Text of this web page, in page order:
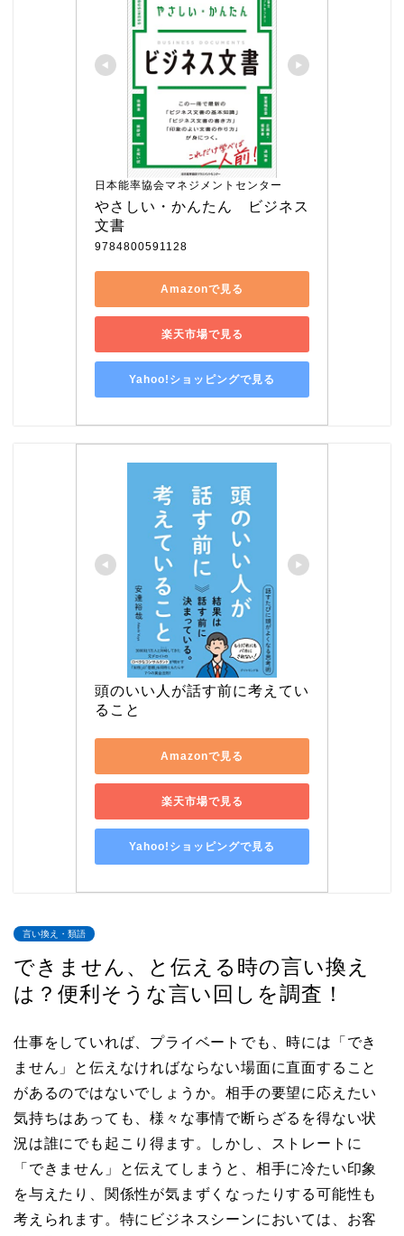
日本能率協会マネジメントセンター
やさしい・かんたん　ビジネス
文書
9784800591128
Amazonで見る
楽天市場で見る
Yahoo!ショッピングで見る
頭のいい人が話す前に考えてい
ること
Amazonで見る
楽天市場で見る
Yahoo!ショッピングで見る
言い換え・類語
できません、と伝える時の言い換え
は？便利そうな言い回しを調査！
仕事をしていれば、プライベートでも、時には「でき
ません」と伝えなければならない場面に直面すること
があるのではないでしょうか。相手の要望に応えたい
気持ちはあっても、様々な事情で断らざるを得ない状
況は誰にでも起こり得ます。しかし、ストレートに
「できません」と伝えてしまうと、相手に冷たい印象
を与えたり、関係性が気まずくなったりする可能性も
考えられます。特にビジネスシーンにおいては、お客